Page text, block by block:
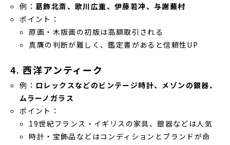
例： 葛飾北斎、歌川広重、伊藤若冲、与謝蕪村
ポイント：
原画・木版画の初版は高額取引される
真贋の判断が難しく、鑑定書があると信頼性UP
4. 西洋アンティーク
例： ロレックスなどのビンテージ時計、メゾンの銀器、
ムラーノガラス
ポイント：
19世紀フランス・イギリスの家具、銀器などは人気
時計・宝飾品などはコンディションとブランドが命